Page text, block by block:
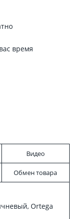
время
Видео
Обмен товара
Ortega